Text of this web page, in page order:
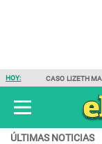
HOY: CASO LIZETH
ÚLTIMAS NOTICIAS